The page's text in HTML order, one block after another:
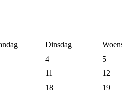
Dinsdag
4 5
11 12
18 19